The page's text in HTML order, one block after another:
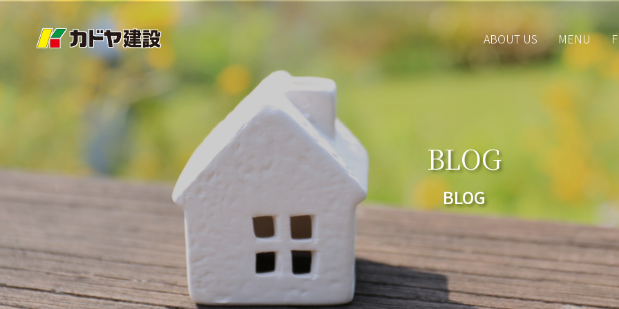
ABOUT US MENU
BLOG
BLOG